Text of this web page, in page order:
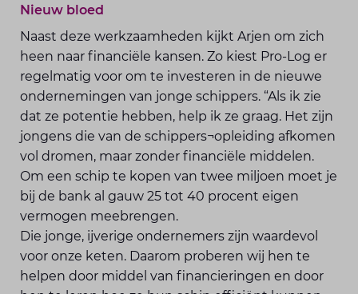
Nieuw bloed
Naast deze werkzaamheden kijkt Arjen om zich
heen naar financiële kansen. Zo kiest Pro-Log er
regelmatig voor om te investeren in de nieuwe
ondernemingen van jonge schippers. “Als ik zie
dat ze potentie hebben, help ik ze graag. Het zijn
jongens die van de schippers¬opleiding afkomen
vol dromen, maar zonder financiële middelen.
Om een schip te kopen van twee miljoen moet je
bij de bank al gauw 25 tot 40 procent eigen
vermogen meebrengen.
Die jonge, ijverige ondernemers zijn waardevol
voor onze keten. Daarom proberen wij hen te
helpen door middel van financieringen en door